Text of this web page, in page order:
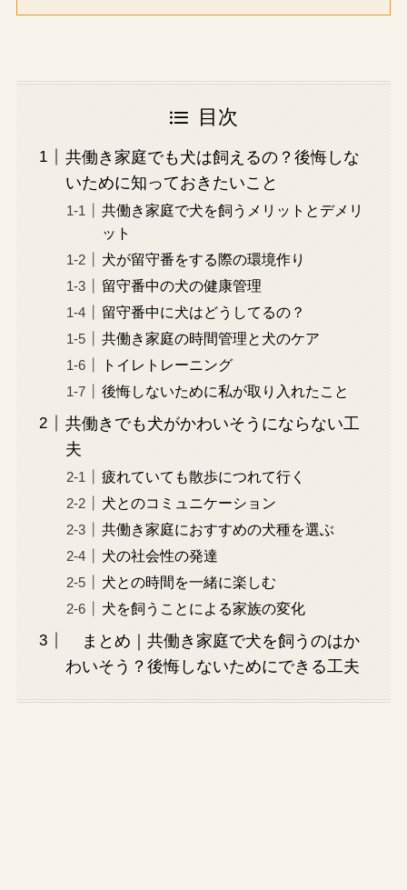
目次
共働き家庭でも犬は飼えるの？後悔しな
いために知っておきたいこと
共働き家庭で犬を飼うメリットとデメリ
ット
犬が留守番をする際の環境作り
留守番中の犬の健康管理
留守番中に犬はどうしてるの？
共働き家庭の時間管理と犬のケア
トイレトレーニング
後悔しないために私が取り入れたこと
共働きでも犬がかわいそうにならない工
夫
疲れていても散歩につれて行く
犬とのコミュニケーション
共働き家庭におすすめの犬種を選ぶ
犬の社会性の発達
犬との時間を一緒に楽しむ
犬を飼うことによる家族の変化
まとめ｜共働き家庭で犬を飼うのはか
わいそう？後悔しないためにできる工夫